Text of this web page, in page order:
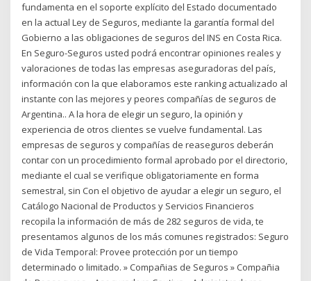
fundamenta en el soporte explícito del Estado documentado
en la actual Ley de Seguros, mediante la garantía formal del
Gobierno a las obligaciones de seguros del INS en Costa Rica.
En Seguro-Seguros usted podrá encontrar opiniones reales y
valoraciones de todas las empresas aseguradoras del país,
información con la que elaboramos este ranking actualizado al
instante con las mejores y peores compañías de seguros de
Argentina.. A la hora de elegir un seguro, la opinión y
experiencia de otros clientes se vuelve fundamental. Las
empresas de seguros y compañías de reaseguros deberán
contar con un procedimiento formal aprobado por el directorio,
mediante el cual se verifique obligatoriamente en forma
semestral, sin Con el objetivo de ayudar a elegir un seguro, el
Catálogo Nacional de Productos y Servicios Financieros
recopila la información de más de 282 seguros de vida, te
presentamos algunos de los más comunes registrados: Seguro
de Vida Temporal: Provee protección por un tiempo
determinado o limitado. » Compañias de Seguros » Compañia